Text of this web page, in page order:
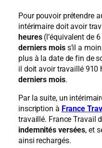
Pour pouvoir prétendre
intérimaire doit avoir
heures(l’équivalent de
derniers moiss’il a
plus à la date de fin de
il doit avoir travaillé 910
derniers mois.
Par la suite, un
inscription à France
travaillé. France Travail
indemnités versées, et
ainsi rechargés.